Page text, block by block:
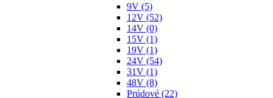
9V (5)
12V (52)
14V (0)
15V (1)
19V (1)
24V (54)
31V (1)
48V (8)
Prúdové (22)